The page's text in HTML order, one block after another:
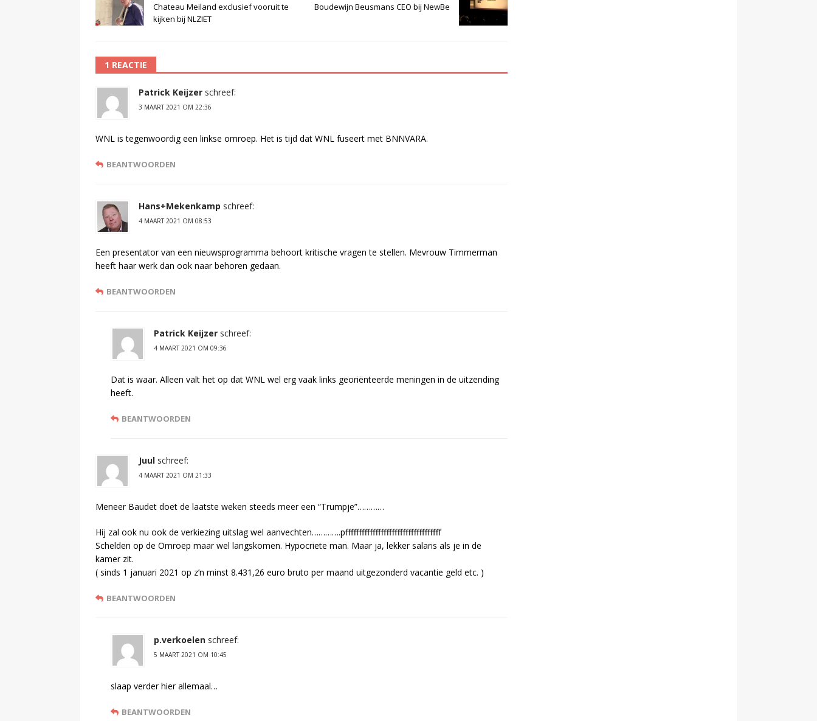
Chateau Meiland exclusief vooruit te
kijken bij NLZIET
Boudewijn Beusmans CEO bij NewBe
1 REACTIE
Patrick Keijzer schreef:
3 MAART 2021 OM 22:36
WNL is tegenwoordig een linkse omroep. Het is tijd dat WNL fuseert met BNNVARA.
BEANTWOORDEN
Hans+Mekenkamp schreef:
4 MAART 2021 OM 08:53
Een presentator van een nieuwsprogramma behoort kritische vragen te stellen. Mevrouw Timmerman
heeft haar werk dan ook naar behoren gedaan.
BEANTWOORDEN
Patrick Keijzer schreef:
4 MAART 2021 OM 09:36
Dat is waar. Alleen valt het op dat WNL wel erg vaak links georiënteerde meningen in de uitzending
heeft.
BEANTWOORDEN
Juul schreef:
4 MAART 2021 OM 21:33
Meneer Baudet doet de laatste weken steeds meer een “Trumpje”…………
Hij zal ook nu ook de verkiezing uitslag wel aanvechten………….pfffffffffffffffffffffffffffffffffff
Schelden op de Omroep maar wel langskomen. Hypocriete man. Maar ja, lekker salaris als je in de
kamer zit.
( sinds 1 januari 2021 op z’n minst 8.431,26 euro bruto per maand uitgezonderd vacantie geld etc. )
BEANTWOORDEN
p.verkoelen schreef:
5 MAART 2021 OM 10:45
slaap verder hier allemaal…
BEANTWOORDEN